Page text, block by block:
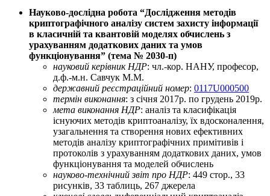
Науково-дослiдна робота “Дослідження методів
криптографічного аналізу систем захисту інформації
в класичній та квантовій моделях обчислень з
урахуванням додаткових даних та умов
функціонування” (тема № 2030-п)
науковий керівник НДР: чл.-кор. НАНУ, професор,
д.ф.-м.н. Савчук М.М.
державний реєстраційний номер: 0117U000500
термін виконання: з січня 2017р. по грудень 2019р.
мета виконання НДР: аналіз та класифікація
існуючих методів криптоаналізу, їх вдосконалення,
узагальнення та створення нових ефективних
методів аналізу криптографічних примітивів і
протоколів з урахуванням додаткових даних, умов
функціонування та моделей обчислень
науково-технічний звіт про НДР: 449 стор., 33
рисунків, 33 таблиць, 267 джерела